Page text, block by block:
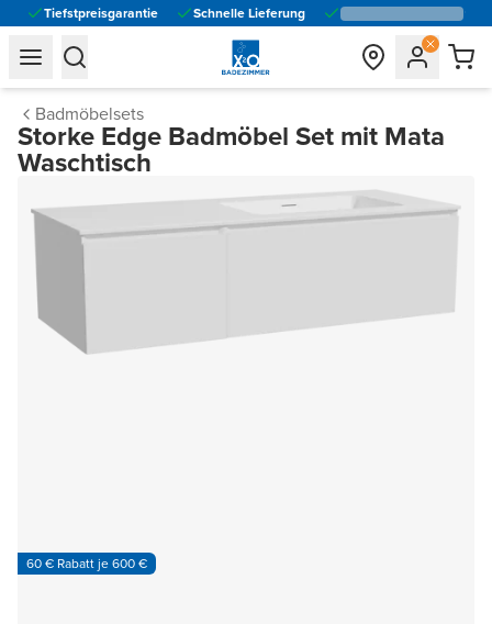
Tiefstpreisgarantie Schnelle Lieferung
general.navigation.toggle_menu.label
general.navigation.toggle_menu.label
Badmöbelsets
Storke Edge Badmöbel Set mit Mata
Waschtisch
60 € Rabatt je 600 €